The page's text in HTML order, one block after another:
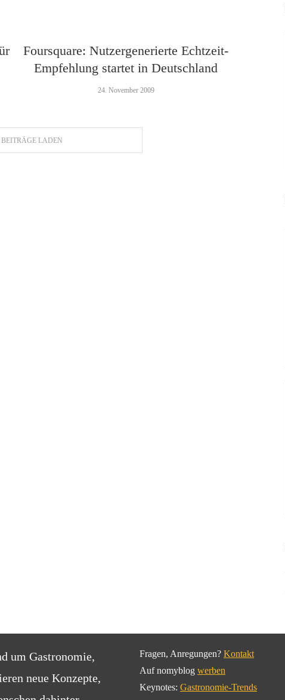
Foursquare: Nutzergenerierte Echtzeit-
Empfehlung startet in Deutschland
24. November 2009
LADEN
um Gastronomie,
neue Konzepte,
Fragen, Anregungen? Kontakt
Auf nomyblog werben
Keynotes: Gastronomie-Trends